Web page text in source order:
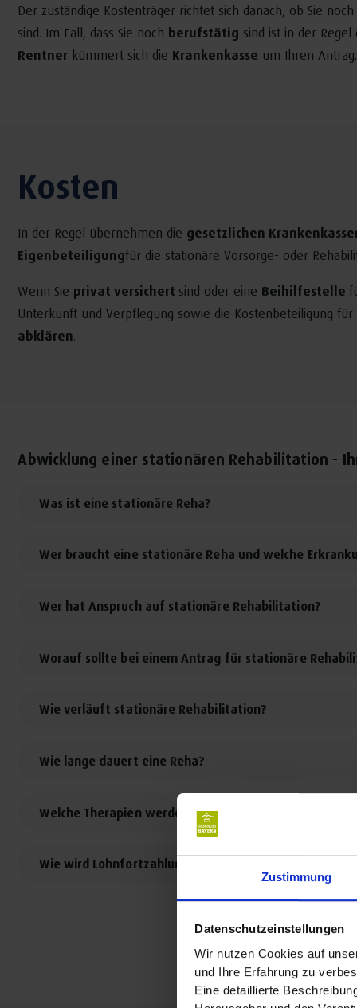
Zustimmung
Datenschutzeinstellungen
Wir nutzen Cookies auf
und Ihre Erfahrung zu
Eine detaillierte
Der zuständige Kostenträger richtet sich danach, ob Sie
sind. Im Fall, dass Sie noch berufstätig sind ist in der Regel
Rentner kümmert sich die Krankenkasse um Ihren Antrag.
Kosten
In der Regel übernehmen die gesetzlichen
Eigenbeteiligungfür die stationäre Vorsorge- oder
Wenn Sie privat versichert sind oder eine Beihilfestelle
Unterkunft und Verpflegung sowie die Kostenbeteiligung
abklären
Abwicklung einer stationären Rehabilitation -
Was ist eine stationäre Reha?
Wer braucht eine stationäre Reha und welche
Wer hat Anspruch auf stationäre Rehabilitation?
Worauf sollte bei einem Antrag für stationäre
Wie verläuft stationäre Rehabilitation?
Wie lange dauert eine Reha?
Welche Therapien werden bei Rehabilitation
Wie wird Lohnfortzahlung während Rehabilitation